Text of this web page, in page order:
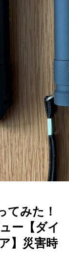
てみた！
ー【ダイ
】災害時